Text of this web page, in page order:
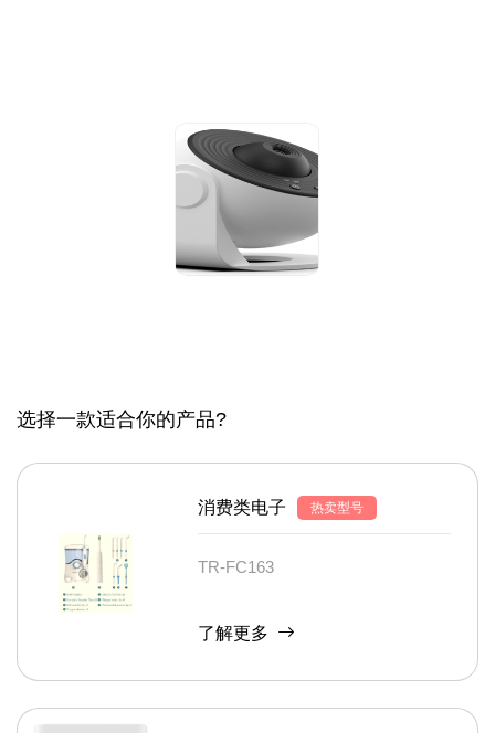
选择一款适合你的产品?
消费类电子 热卖型号
TR-FC163
了解更多